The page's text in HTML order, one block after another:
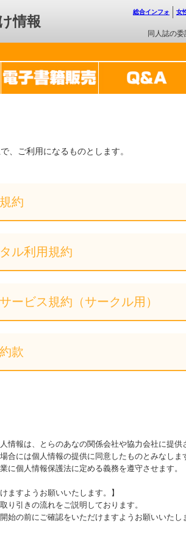
情報
同人誌の委
総合インフォ 女
、ご利用になるものとします。
約
ル利用規約
ービス規約（サークル用）
款
情報は、とらのあなの関係会社や協力会社に提供
合には個人情報の提供に同意したものとみなしま
に個人情報保護法に定める義務を遵守させます。
ますようお願いいたします。】
り引きの流れをご説明しております。
始の前にご確認をいただけますようお願いいたし